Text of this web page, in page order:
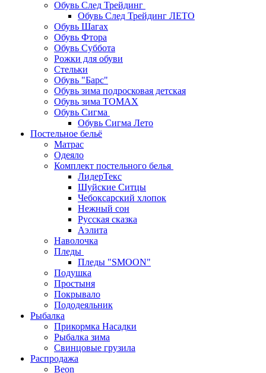
Обувь След Трейдинг
Обувь След Трейдинг ЛЕТО
Обувь Шагах
Обувь Фтора
Обувь Суббота
Рожки для обуви
Стельки
Обувь "Барс"
Обувь зима подросковая детская
Обувь зима ТОМАХ
Обувь Сигма
Обувь Сигма Лето
Постельное бельё
Матрас
Одеяло
Комплект постельного белья
ЛидерТекс
Шуйские Ситцы
Чебоксарский хлопок
Нежный сон
Русская сказка
Аэлита
Наволочка
Пледы
Пледы "SMOON"
Подушка
Простыня
Покрывало
Пододеяльник
Рыбалка
Прикормка Насадки
Рыбалка зима
Свинцовые грузила
Распродажа
Beon